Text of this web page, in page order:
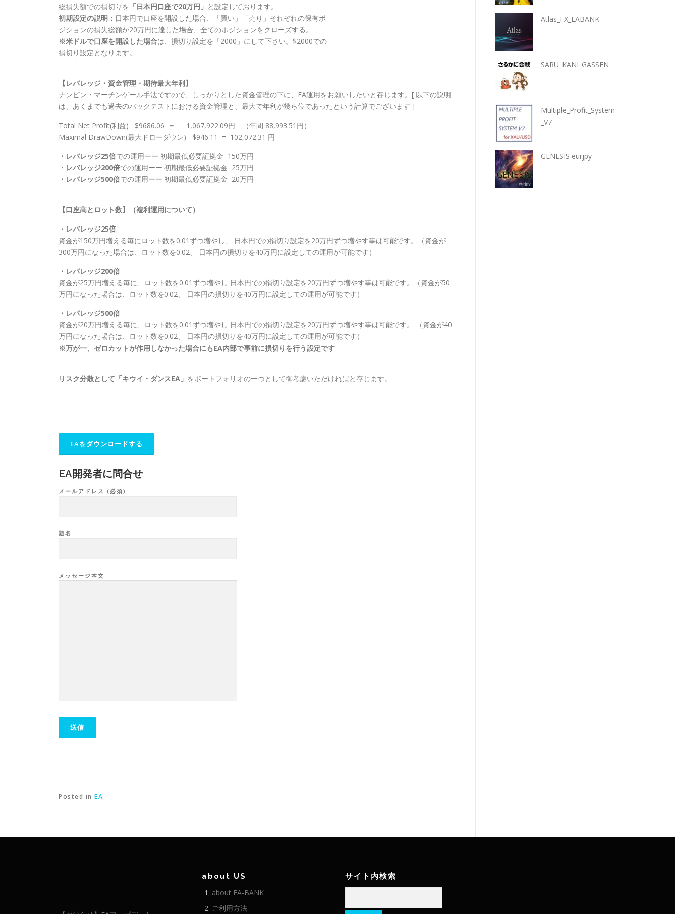
総損失額での損切りを 「日本円口座で20万円」 と設定しております。
初期設定の説明： 日本円で口座を開設した場合、「買い」「売り」それぞれの保有ポ
ジションの損失総額が20万円に達した場合、全てのポジションをクローズする。
※米ドルで口座を開設した場合は、損切り設定を「2000」にして下さい。$2000での
損切り設定となります。
【レバレッジ・資金管理・期待最大年利】
ナンピン・マーチンゲール手法ですので、しっかりとした資金管理の下に、EA運用をお願いしたいと存じます。[ 以下の説明
は、あくまでも過去のバックテストにおける資金管理と、最大で年利が幾ら位であったという計算でございます ]
Total Net Profit(利益) $9686.06 ＝ 1,067,922.09円 （年間 88,993.51円）
Maximal DrawDown(最大ドローダウン) $946.11 = 102,072.31 円
・レバレッジ25倍での運用ーー 初期最低必要証拠金 150万円
・レバレッジ200倍での運用ーー 初期最低必要証拠金 25万円
・レバレッジ500倍での運用ーー 初期最低必要証拠金 20万円
【口座高とロット数】（複利運用について）
・レバレッジ25倍
資金が150万円増える毎にロット数を0.01ずつ増やし、 日本円での損切り設定を20万円ずつ増やす事は可能です。（資金が
300万円になった場合は、ロット数を0.02、 日本円の損切りを40万円に設定しての運用が可能です）
・レバレッジ200倍
資金が25万円増える毎に、ロット数を0.01ずつ増やし 日本円での損切り設定を20万円ずつ増やす事は可能です。（資金が50
万円になった場合は、ロット数を0.02、 日本円の損切りを40万円に設定しての運用が可能です）
・レバレッジ500倍
資金が20万円増える毎に、ロット数を0.01ずつ増やし 日本円での損切り設定を20万円ずつ増やす事は可能です。 （資金が40
万円になった場合は、ロット数を0.02、 日本円の損切りを40万円に設定しての運用が可能です）
※万が一、ゼロカットが作用しなかった場合にもEA内部で事前に損切りを行う設定です
リスク分散として「キウイ・ダンスEA」 をポートフォリオの一つとして御考慮いただければと存じます。
EA開発者に問合せ
メールアドレス (必須)
題名
メッセージ本文
Posted in EA
Atlas_FX_EABANK
SARU_KANI_GASSEN
Multiple_Profit_System
_V7
GENESIS eurjpy
about US
about EA-BANK
ご利用方法
サイト内検索